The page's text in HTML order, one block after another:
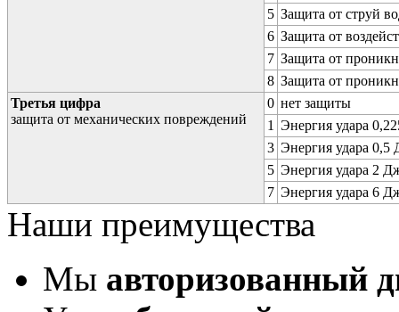
5 Защита от струй
6 Защита от
7 Защита от
8 Защита от
Третья цифра
защита от механических повреждений
0 нет защиты
1 Энергия удара
3 Энергия удара 0,5
5 Энергия удара 2
7 Энергия удара 6
Наши преимущества
Мы авторизованный